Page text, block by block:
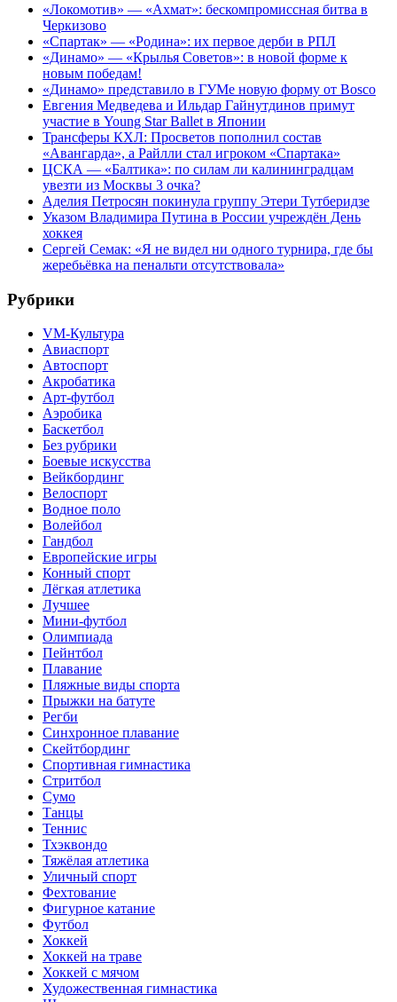
«Локомотив» — «Ахмат»: бескомпромиссная битва в
Черкизово
«Спартак» — «Родина»: их первое дерби в РПЛ
«Динамо» — «Крылья Советов»: в новой форме к
новым победам!
«Динамо» представило в ГУМе новую форму от Bosco
Евгения Медведева и Ильдар Гайнутдинов примут
участие в Young Star Ballet в Японии
Трансферы КХЛ: Просветов пополнил состав
«Авангарда», а Райлли стал игроком «Спартака»
ЦСКА — «Балтика»: по силам ли калининградцам
увезти из Москвы 3 очка?
Аделия Петросян покинула группу Этери Тутберидзе
Указом Владимира Путина в России учреждён День
хоккея
Сергей Семак: «Я не видел ни одного турнира, где бы
жеребьёвка на пенальти отсутствовала»
Рубрики
VM-Культура
Авиаспорт
Автоспорт
Акробатика
Арт-футбол
Аэробика
Баскетбол
Без рубрики
Боевые искусства
Вейкбординг
Велоспорт
Водное поло
Волейбол
Гандбол
Европейские игры
Конный спорт
Лёгкая атлетика
Лучшее
Мини-футбол
Олимпиада
Пейнтбол
Плавание
Пляжные виды спорта
Прыжки на батуте
Регби
Синхронное плавание
Скейтбординг
Спортивная гимнастика
Стритбол
Сумо
Танцы
Теннис
Тхэквондо
Тяжёлая атлетика
Уличный спорт
Фехтование
Фигурное катание
Футбол
Хоккей
Хоккей на траве
Хоккей с мячом
Художественная гимнастика